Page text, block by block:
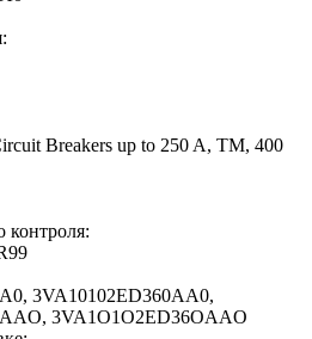
Breakers up to 250 A, TM, 400
контроля:
3VA10102ED360AA0,
3VA1O1O2ED36OAAO